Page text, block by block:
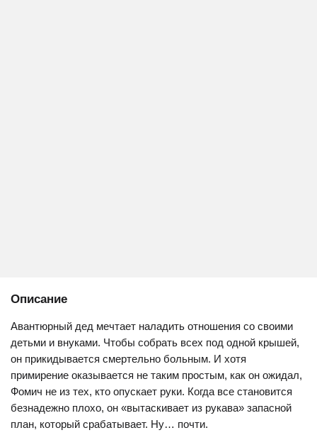
Описание
Авантюрный дед мечтает наладить отношения со своими
детьми и внуками. Чтобы собрать всех под одной крышей,
он прикидывается смертельно больным. И хотя
примирение оказывается не таким простым, как он ожидал,
Фомич не из тех, кто опускает руки. Когда все становится
безнадежно плохо, он «вытаскивает из рукава» запасной
план, который срабатывает. Ну… почти.